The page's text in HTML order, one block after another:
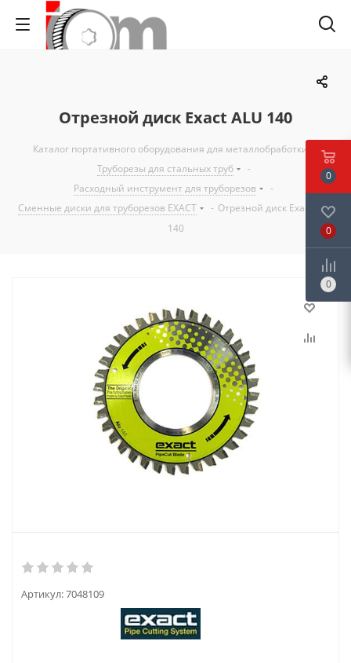
Отрезной диск Exact ALU 140
Каталог портативного оборудования для металлобработки
Труборезы для стальных труб
-
Расходный инструмент для труборезов
-
Сменные диски для труборезов EXACT
- Отрезной диск Exact ALU
140
Артикул:7048109
0
0
0